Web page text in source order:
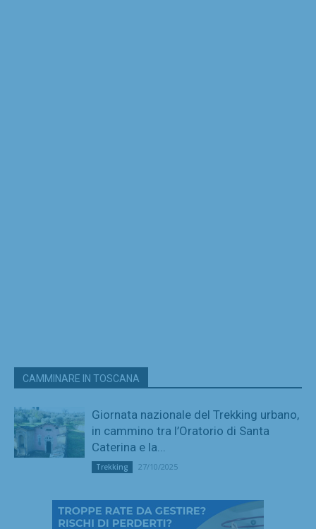
CAMMINARE IN TOSCANA
Giornata nazionale del Trekking urbano,
in cammino tra l’Oratorio di Santa
Caterina e la...
Trekking 27/10/2025